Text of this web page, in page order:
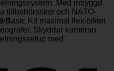
Med inbyggd
tillbehörsskor och NATO-
Basic Kit maximal flexibilitet
Skyddar kameran
med